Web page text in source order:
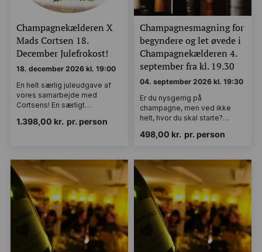
Champagnekælderen X
Mads Cortsen 18.
December Julefrokost!
18. december 2026 kl. 19:00
En helt særlig juleudgave af
vores samarbejde med
Cortsens! En særligt…
1.398,00 kr. pr. person
Champagnesmagning for
begyndere og let øvede i
Champagnekælderen 4.
september fra kl. 19.30
04. september 2026 kl. 19:30
Er du nysgerrig på
champagne, men ved ikke
helt, hvor du skal starte?…
498,00 kr. pr. person